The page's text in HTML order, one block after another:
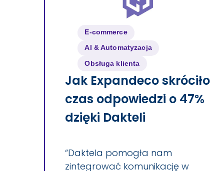
E-commerce
AI & Automatyzacja
Obsługa klienta
Jak Expandeco skróciło
czas odpowiedzi o 47%
dzięki Dakteli
“Daktela pomogła nam
zintegrować komunikację w